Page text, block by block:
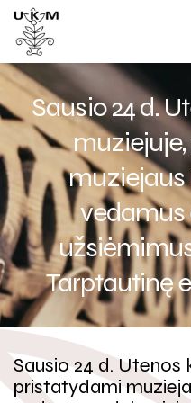
Edukaciniai
Edukaciniai
Stovyklos
Edukacijų gidas
Muziejaus
Muziejaus
Sausio 24 d.
muziejaus
vedamus
Tarptautinę
Sausio 24 d.
pristatydami